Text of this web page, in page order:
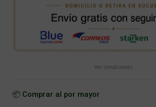
Ver condiciones
📦 Comprar al por mayor